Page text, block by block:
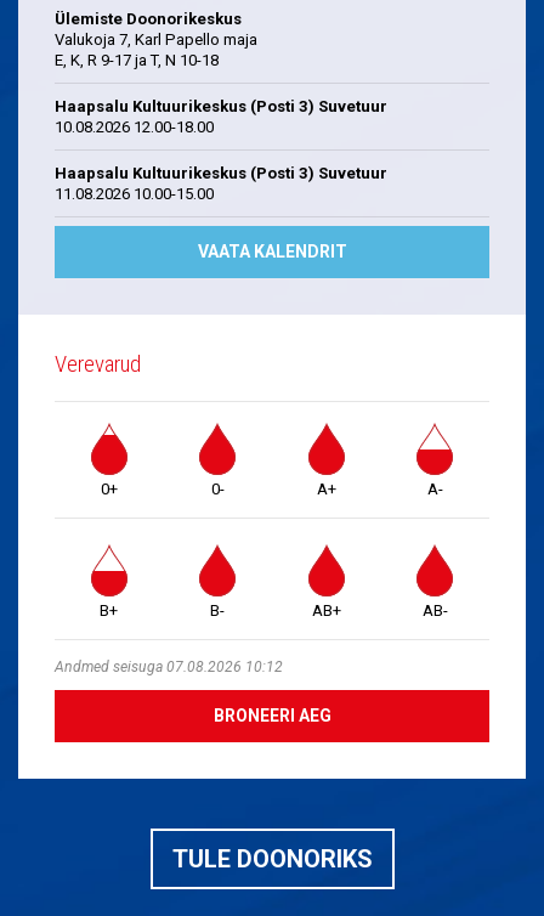
Ülemiste Doonorikeskus
Valukoja 7, Karl Papello maja
E, K, R 9-17 ja T, N 10-18
Haapsalu Kultuurikeskus (Posti 3) Suvetuur
10.08.2026 12.00-18.00
Haapsalu Kultuurikeskus (Posti 3) Suvetuur
11.08.2026 10.00-15.00
VAATA KALENDRIT
Verevarud
0+ 0- A+ A-
B+ B- AB+ AB-
Andmed seisuga 07.08.2026 10:12
BRONEERI AEG
TULE DOONORIKS